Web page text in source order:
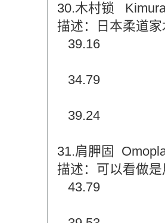
30.木村锁
描述：日本柔道
39.16
34.79
39.24
31.肩胛固
描述：可以看做
43.79